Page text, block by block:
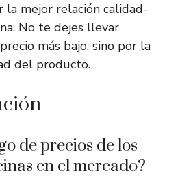
mejor relación calidad-
No te dejes llevar
más bajo, sino por la
del producto.
de precios de los
en el mercado?